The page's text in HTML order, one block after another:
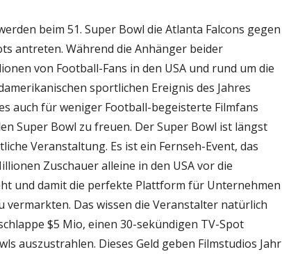
beim 51. Super Bowl die Atlanta Falcons gegen
antreten. Während die Anhänger beider
von Football-Fans in den USA und rund um die
sportlichen Ereignis des Jahres
auch für weniger Football-begeisterte Filmfans
Super Bowl zu freuen. Der Super Bowl ist längst
Veranstaltung. Es ist ein Fernseh-Event, das
Zuschauer alleine in den USA vor die
und damit die perfekte Plattform für Unternehmen
vermarkten. Das wissen die Veranstalter natürlich
$5 Mio, einen 30-sekündigen TV-Spot
auszustrahlen. Dieses Geld geben Filmstudios Jahr